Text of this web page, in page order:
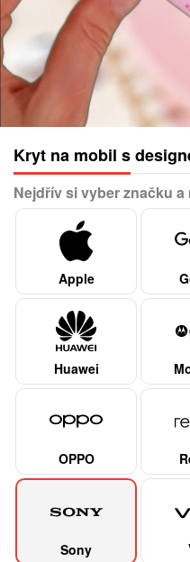
Kryt na mobil s
Nejdřív si vyber značku
Apple
Huawei
OPPO
Sony